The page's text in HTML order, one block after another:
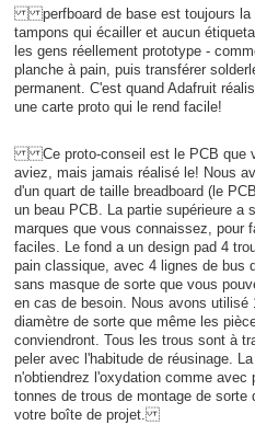
perfboard de base est toujours la
tampons qui écailler et aucun
les gens réellement prototype -
planche à pain, puis transférer
permanent. C'est quand Adafruit
une carte proto qui le rend facile!
Ce proto-conseil est le PCB que
aviez, mais jamais réalisé le! Nous
d'un quart de taille breadboard (le
un beau PCB. La partie supérieure a
marques que vous connaissez, pour
faciles. Le fond a un design pad 4
pain classique, avec 4 lignes de bus
sans masque de sorte que vous
en cas de besoin. Nous avons utilisé
diamètre de sorte que même les
conviendront. Tous les trous sont à
peler avec l'habitude de réusinage.
n'obtiendrez l'oxydation comme
tonnes de trous de montage de
votre boîte de projet.